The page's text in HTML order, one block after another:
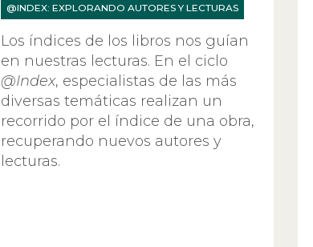
@INDEX: EXPLORANDO AUTORES Y LECTURAS
Los índices de los libros nos guían
en nuestras lecturas. En el ciclo
@Index, especialistas de las más
diversas temáticas realizan un
recorrido por el índice de una obra,
recuperando nuevos autores y
lecturas.